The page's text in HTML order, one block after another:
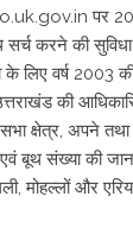
पर
करने की
के लिए वर्ष 2003
की
क्षेत्र, अपने
बूथ संख्या की
मोहल्लों और